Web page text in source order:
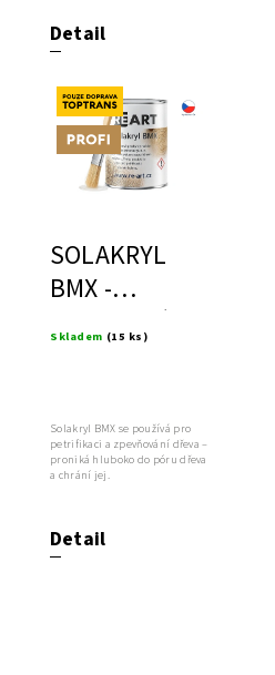
Detail
Novinka
Tip
SOLAKRYL
BMX -
hloubkové
dřeva
Skladem (15 ks)
Detail
Solakryl BMX se používá pro
petrifikaci a zpevňování dřeva –
proniká hluboko do póru dřeva
a chrání jej.